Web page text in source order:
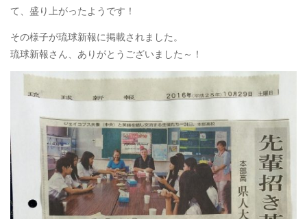
て、盛り上がったようです！
その様子が琉球新報に掲載されました。
琉球新報さん、ありがとうございました～！